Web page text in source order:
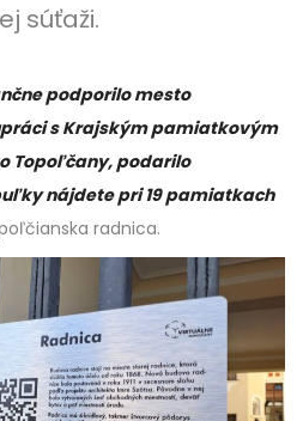
súťaži.
podporilo mesto
s Krajským pamiatkovým
Topoľčany, podarilo
nájdete pri 19 pamiatkach
radnica.